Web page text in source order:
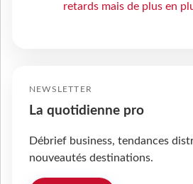
retards mais de plus en
NEWSLETTER
La quotidienne pro
Débrief business, tendances
nouveautés destinations.